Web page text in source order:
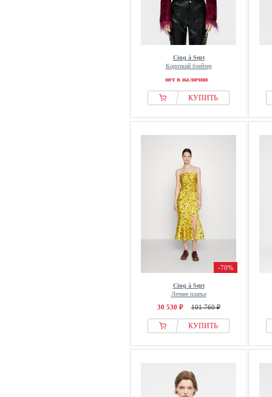
Cinq à Sept
Короткий блейзер
нет в наличии
КУПИТЬ
-70%
Cinq à Sept
Летнее платье
30 530 ₽ 101 760 ₽
КУПИТЬ